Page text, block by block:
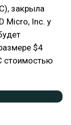
закрыла
Micro, Inc. у
$4
стоимостью